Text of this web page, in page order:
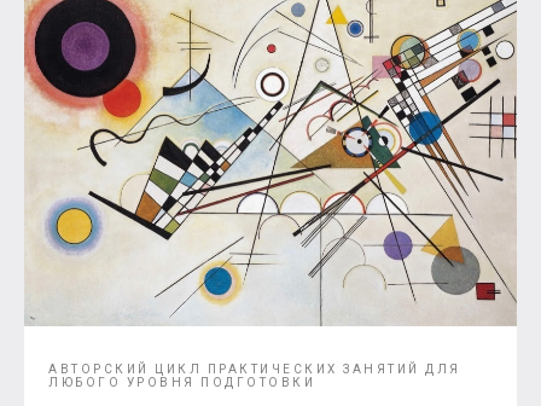
АВТОРСКИЙ ЦИКЛ ПРАКТИЧЕСКИХ ЗАНЯТИЙ ДЛЯ
ЛЮБОГО УРОВНЯ ПОДГОТОВКИ